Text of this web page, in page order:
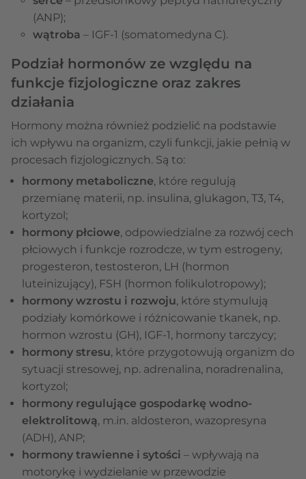
(ANP);
wątroba – IGF-1 (somatomedyna C).
Podział hormonów ze względu na
funkcje fizjologiczne oraz zakres
działania
Hormony można również podzielić na podstawie
ich wpływu na organizm, czyli funkcji, jakie pełnią w
procesach fizjologicznych. Są to:
hormony metaboliczne, które regulują
przemianę materii, np. insulina, glukagon, T3, T4,
kortyzol;
hormony płciowe, odpowiedzialne za rozwój cech
płciowych i funkcje rozrodcze, w tym estrogeny,
progesteron, testosteron, LH (hormon
luteinizujący), FSH (hormon folikulotropowy);
hormony wzrostu i rozwoju, które stymulują
podziały komórkowe i różnicowanie tkanek, np.
hormon wzrostu (GH), IGF-1, hormony tarczycy;
hormony stresu, które przygotowują organizm do
sytuacji stresowej, np. adrenalina, noradrenalina,
kortyzol;
hormony regulujące gospodarkę wodno-
elektrolitową, m.in. aldosteron, wazopresyna
(ADH), ANP;
hormony trawienne i sytości – wpływają na
motorykę i wydzielanie w przewodzie